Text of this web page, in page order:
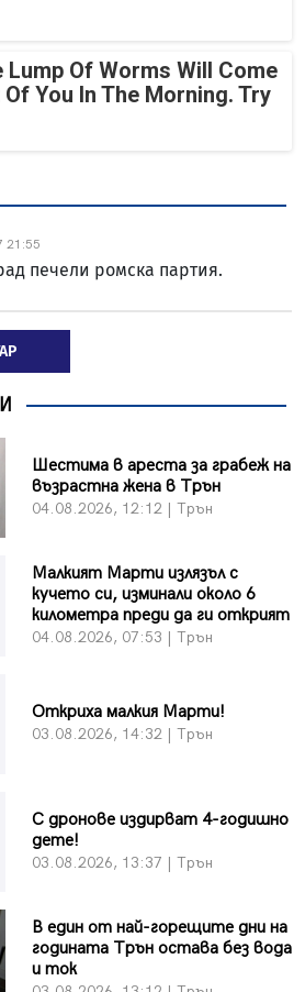
Lump Of Worms Will Come
Of You In The Morning. Try
21:55
печели ромска партия.
Шестима в ареста за грабеж на
възрастна жена в Трън
04.08.2026, 12:12 | Трън
Малкият Марти излязъл с
кучето си, изминали около 6
километра преди да ги открият
04.08.2026, 07:53 | Трън
Откриха малкия Марти!
03.08.2026, 14:32 | Трън
С дронове издирват 4-годишно
дете!
03.08.2026, 13:37 | Трън
В един от най-горещите дни на
годината Трън остава без вода
и ток